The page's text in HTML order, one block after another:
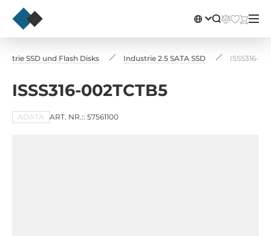
SSD und Flash Disks Industrie 2.5 SATA SSD ISSS316-
ISSS316-002TCTB5
ADATA ART. NR.:: 57561100